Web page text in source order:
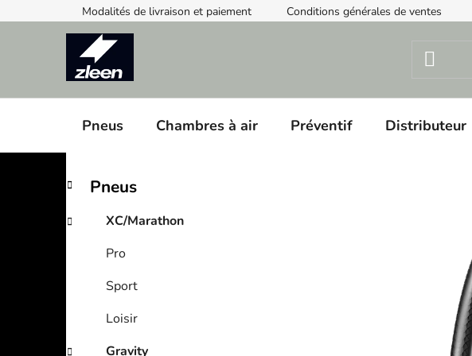
to
Modalités de livraison et paiement Conditions générales de ventes
Pneus Chambres à air Préventif Distributeur
S
d
Skip
categories
C
a
e
Pneus
XC/Marathon
Pro
Sport
Loisir
Gravity